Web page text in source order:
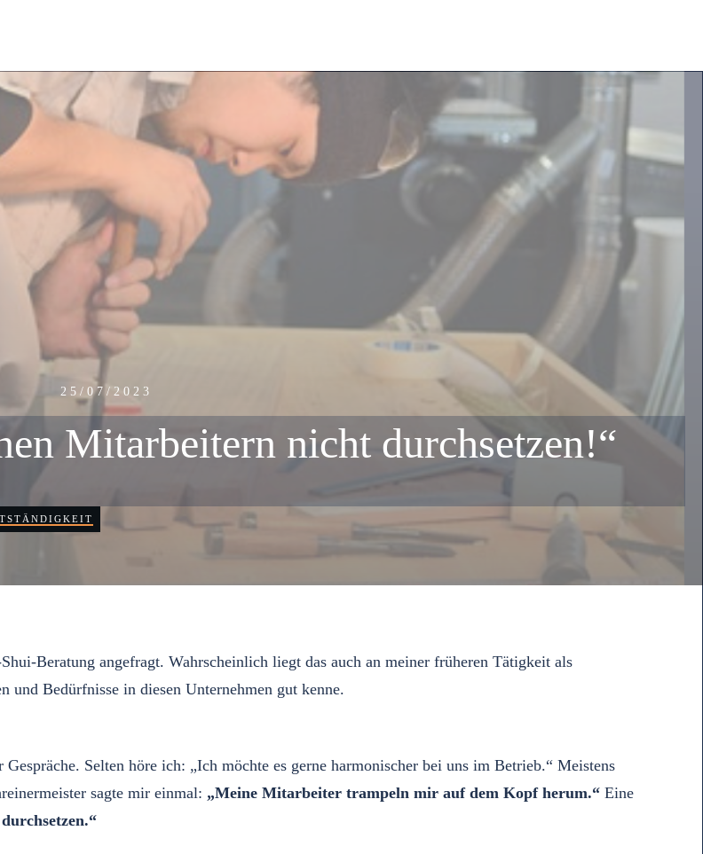
25/07/2023
Mitarbeitern nicht durchsetzen!“
Beratung angefragt. Wahrscheinlich liegt das auch an meiner früheren Tätigkeit als
und Bedürfnisse in diesen Unternehmen gut kenne.
Selten höre ich: „Ich möchte es gerne harmonischer bei uns im Betrieb.“ Meistens
sagte mir einmal: „Meine Mitarbeiter trampeln mir auf dem Kopf herum.“ Eine